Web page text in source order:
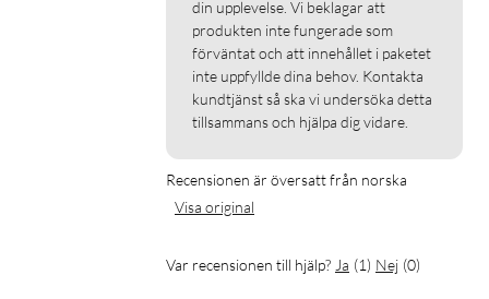
din upplevelse. Vi beklagar att
produkten inte fungerade som
förväntat och att innehållet i paketet
inte uppfyllde dina behov. Kontakta
kundtjänst så ska vi undersöka detta
tillsammans och hjälpa dig vidare.
Recensionen är översatt från norska
Visa original
Var recensionen till hjälp? Ja (1) Nej (0)